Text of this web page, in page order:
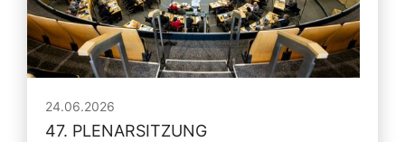
24.06.2026
47. PLENARSITZUNG